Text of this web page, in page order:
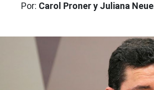
Por: Carol Proner y Juliana